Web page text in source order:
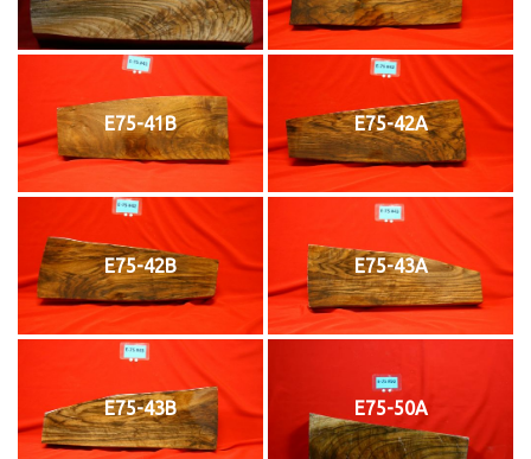
E75-41B E75-42A
E75-42B E75-43A
E75-43B E75-50A